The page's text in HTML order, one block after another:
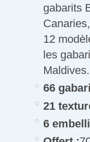
gabarits
12
les
Maldives.
66
21
6